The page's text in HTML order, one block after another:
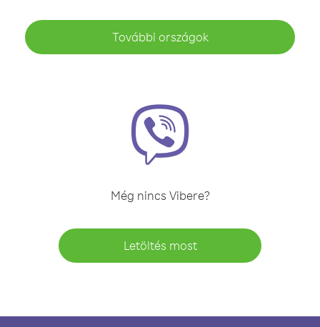
További országok
Még nincs Vibere?
Letöltés most